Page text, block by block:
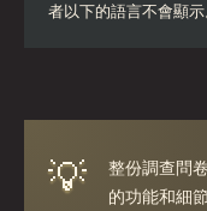
者以下的語言不會顯示
💡
整份調查問
的功能和細節